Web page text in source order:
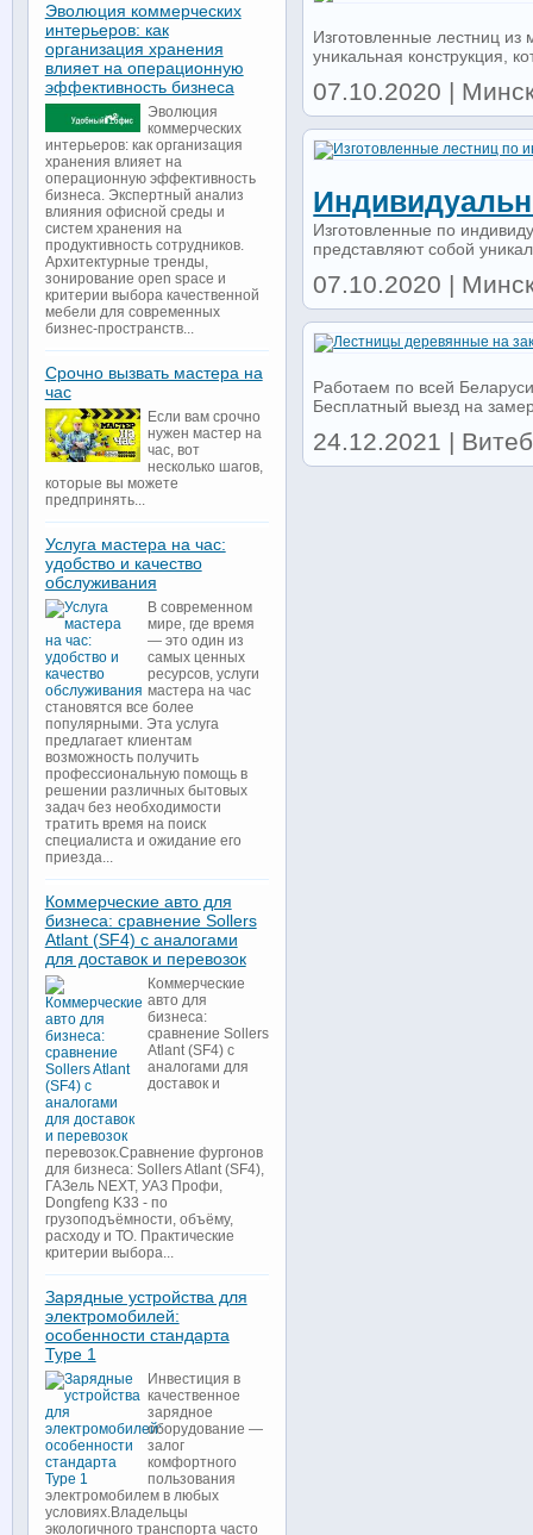
Изготовленные лестниц из
уникальная конструкция,
07.10.2020 |
Изготовленные по
представляют собой
07.10.2020 |
Работаем по всей
Бесплатный выезд на
24.12.2021 |
Эволюция коммерческих
интерьеров: как
организация хранения
влияет на операционную
эффективность бизнеса
Эволюция
коммерческих
интерьеров: как организация
хранения влияет на
операционную эффективность
бизнеса. Экспертный анализ
влияния офисной среды и
систем хранения на
продуктивность сотрудников.
Архитектурные тренды,
зонирование open space и
критерии выбора качественной
мебели для современных
бизнес-пространств...
Срочно вызвать мастера на
час
Если вам срочно
нужен мастер на
час, вот
несколько шагов,
которые вы можете
предпринять...
Услуга мастера на час:
удобство и качество
обслуживания
В современном
мире, где время
— это один из
самых ценных
ресурсов, услуги
мастера на час
становятся все более
популярными. Эта услуга
предлагает клиентам
возможность получить
профессиональную помощь в
решении различных бытовых
задач без необходимости
тратить время на поиск
специалиста и ожидание его
приезда...
Коммерческие авто для
бизнеса: сравнение Sollers
Atlant (SF4) с аналогами
для доставок и перевозок
Коммерческие
авто для
бизнеса:
сравнение Sollers
Atlant (SF4) с
аналогами для
доставок и
перевозок.Сравнение фургонов
для бизнеса: Sollers Atlant (SF4),
ГАЗель NEXT, УАЗ Профи,
Dongfeng K33 - по
грузоподъёмности, объёму,
расходу и ТО. Практические
критерии выбора...
Зарядные устройства для
электромобилей:
особенности стандарта
Type 1
Инвестиция в
качественное
зарядное
оборудование —
залог
комфортного
пользования
электромобилем в любых
условиях.Владельцы
экологичного транспорта часто